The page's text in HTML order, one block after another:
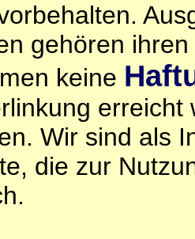
gehören
keine
Wir sind als
die zur